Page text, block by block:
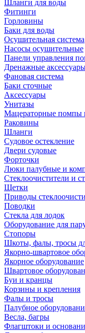
Шланги для воды
Фитинги
Горловины
Баки для воды
Осушительная система
Насосы осушительные
Панели управления
Дренажные
Фановая система
Баки сточные
Аксессуары
Унитазы
Мацераторные помпы
Раковины
Шланги
Судовое остекление
Двери судовые
Форточки
Люки палубные и
Стеклоочистители и
Щетки
Приводы
Поводки
Стекла для лодок
Оборудование для
Стопоры
Шкоты, фалы, тросы
Якорно-швартовое
Якорное оборудование
Швартовое
Буи и кранцы
Корзины и крепления
Фалы и тросы
Палубное
Весла, багры
Флагштоки и